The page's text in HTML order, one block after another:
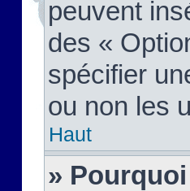
peuvent
des «
spécifier
ou non les
Haut
»